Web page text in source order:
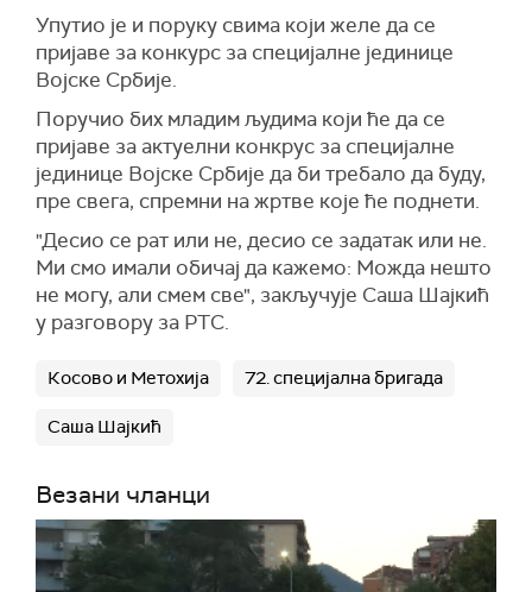
Упутио је и поруку свима који желе да се
пријаве за конкурс за специјалне јединице
Војске Србије.
Поручио бих младим људима који ће да се
пријаве за актуелни конкрус за специјалне
јединице Војске Србије да би требало да буду,
пре свега, спремни на жртве које ће поднети.
"Десио се рат или не, десио се задатак или не.
Ми смо имали обичај да кажемо: Можда нешто
не могу, али смем све", закључује Саша Шајкић
у разговору за РТС.
Косово и Метохија 72. специјална бригада
Саша Шајкић
Везани чланци